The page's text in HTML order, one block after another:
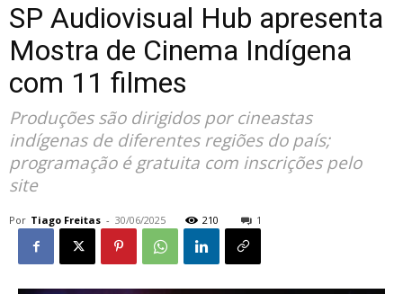
SP Audiovisual Hub apresenta
Mostra de Cinema Indígena
com 11 filmes
Produções são dirigidos por cineastas
indígenas de diferentes regiões do país;
programação é gratuita com inscrições pelo
site
Por Tiago Freitas - 30/06/2025 210 1